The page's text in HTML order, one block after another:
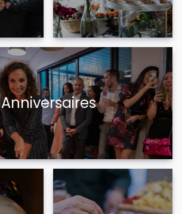
Anniversaires